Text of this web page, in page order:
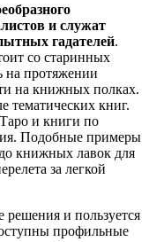
и служат
гадателей.
со старинных
на протяжении
на книжных полках.
тематических книг.
и книги по
Подобные примеры
книжных лавок для
за легкой
решения и пользуется
профильные